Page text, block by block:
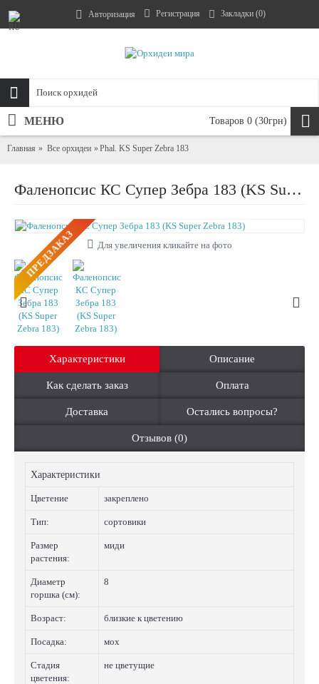
Авторизация Регистрация Закладки (0)
Товаров 0 (30грн)
МЕНЮ
Главная Все орхидеи Phal. KS Super Zebra 183
Фаленопсис КС Супер Зебра 183 (KS Super Zebra 183)
ПРЕДЗАКАЗ Для увеличения кликайте на фото
Характеристики Описание
Как сделать заказ Оплата
Доставка Остались вопросы?
Отзывов (0)
Характеристики
Цветение закреплено
Тип: сортовики
Размер
растения:
миди
Диаметр
горшка (см):
8
Возраст: близкие к цветению
Посадка: мох
Стадия
цветения:
не цветущие